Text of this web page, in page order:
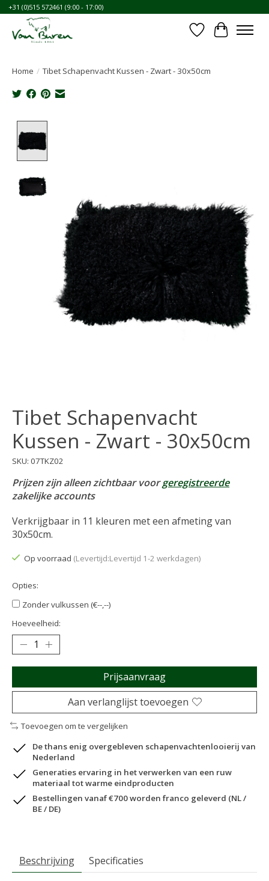
+31 (0)515 572461 (9:00 - 17:00)
Verlanglijst
Home / Tibet Schapenvacht Kussen - Zwart - 30x50cm
Tibet Schapenvacht
Kussen - Zwart - 30x50cm
SKU: 07TKZ02
Prijzen zijn alleen zichtbaar voorgeregistreerde
zakelijke accounts
Verkrijgbaar in 11 kleuren met een afmeting van
30x50cm.
Op voorraad (Levertijd:Levertijd 1-2 werkdagen)
Opties:
Zonder vulkussen (€--,--)
Hoeveelheid:
Prijsaanvraag
Aan verlanglijst toevoegen
Toevoegen om te vergelijken
De thans enig overgebleven schapenvachtenlooierij van
Nederland
Generaties ervaring in het verwerken van een ruw
materiaal tot warme eindproducten
Bestellingen vanaf €700 worden franco geleverd (NL /
BE / DE)
Beschrijving Specificaties